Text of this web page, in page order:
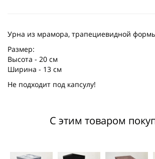
Урна из мрамора, трапециевидной
Размер:
Высота - 20 см
Ширина - 13 см
Не подходит под капсулу!
С этим товаром